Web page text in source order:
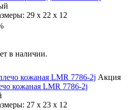
29 x 22 x 12
в наличии.
Акция
кожаная LMR 7786-2j
27 x 23 x 12